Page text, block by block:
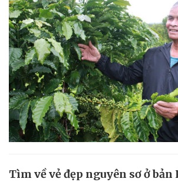
Tìm về vẻ đẹp nguyên sơ ở bản